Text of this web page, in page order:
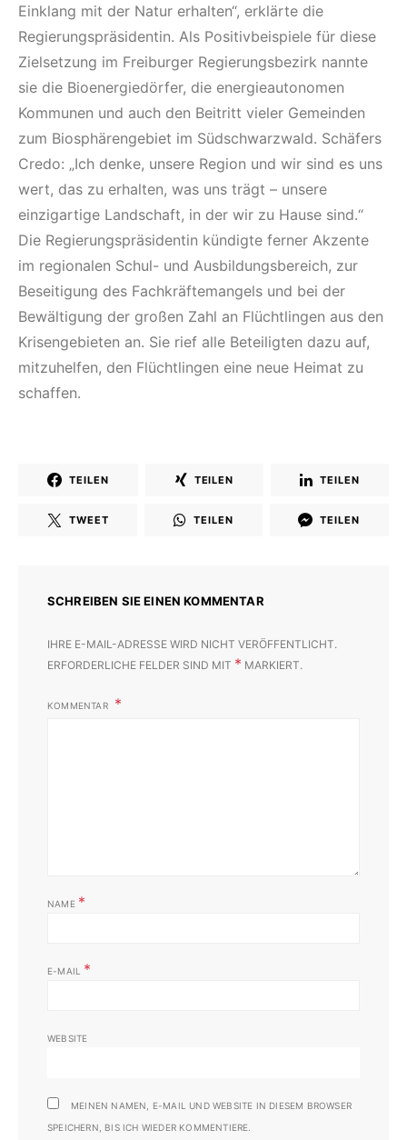
Einklang mit der Natur erhalten“, erklärte die
Regierungspräsidentin. Als Positivbeispiele für diese
Zielsetzung im Freiburger Regierungsbezirk nannte
sie die Bioenergiedörfer, die energieautonomen
Kommunen und auch den Beitritt vieler Gemeinden
zum Biosphärengebiet im Südschwarzwald. Schäfers
Credo: „Ich denke, unsere Region und wir sind es uns
wert, das zu erhalten, was uns trägt – unsere
einzigartige Landschaft, in der wir zu Hause sind.“
Die Regierungspräsidentin kündigte ferner Akzente
im regionalen Schul- und Ausbildungsbereich, zur
Beseitigung des Fachkräftemangels und bei der
Bewältigung der großen Zahl an Flüchtlingen aus den
Krisengebieten an. Sie rief alle Beteiligten dazu auf,
mitzuhelfen, den Flüchtlingen eine neue Heimat zu
schaffen.
TEILEN TEILEN TEILEN
TWEET TEILEN TEILEN
SCHREIBEN SIE EINEN KOMMENTAR
IHRE E-MAIL-ADRESSE WIRD NICHT VERÖFFENTLICHT.
ERFORDERLICHE FELDER SIND MIT * MARKIERT.
KOMMENTAR
NAME *
E-MAIL *
WEBSITE
MEINEN NAMEN, E-MAIL UND WEBSITE IN DIESEM BROWSER
SPEICHERN, BIS ICH WIEDER KOMMENTIERE.